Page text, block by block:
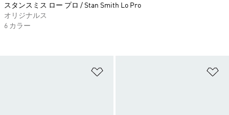
スタンスミス ロー プロ / Stan Smith Lo Pro
オリジナルス
6 カラー